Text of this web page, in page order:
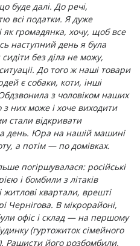
буде далі. До речі,
всі податки. Я дуже
як громадянка, хочу, щоб все
наступний день я була
без діла не можу,
До того ж наші товари
є собаки, коти, інші
з чоловіком наших
з них може і хоче виходити
стали відкривати
день. Юра на нашій машині
а потім — по домівках.
погіршувалася: російські
і бомбили з літаків
житлові квартали, врешті
Чернігова. В мікрорайоні,
офіс і склад — на першому
(гуртожиток сімейного
Рашисти його розбомбили.